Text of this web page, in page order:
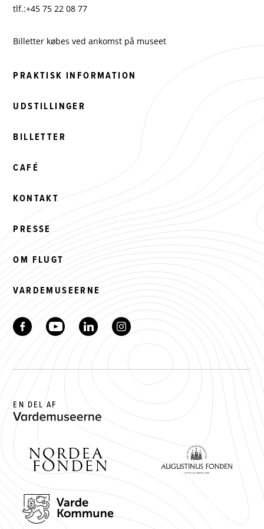
tlf.:+45 75 22 08 77
Billetter købes ved ankomst på museet
PRAKTISK INFORMATION
UDSTILLINGER
BILLETTER
CAFÉ
KONTAKT
PRESSE
OM FLUGT
VARDEMUSEERNE
EN DEL AF